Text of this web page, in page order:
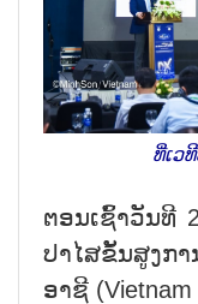
ທີ່ເວ
ຕອນ​ເຊົ້າ​ວັນ​ທີ
ປາ​ໄສ​ຂັ້ນ​ສູງກ
ອາ​ຊີ (Vietnam